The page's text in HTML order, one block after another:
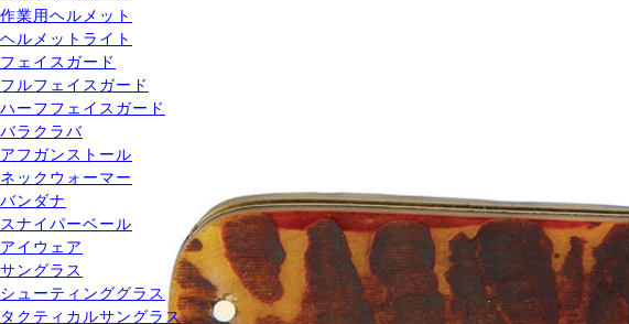
作業用ヘルメット
ヘルメットライト
フェイスガード
フルフェイスガード
ハーフフェイスガード
バラクラバ
アフガンストール
ネックウォーマー
バンダナ
スナイパーベール
アイウェア
サングラス
シューティンググラス
タクティカルサングラス